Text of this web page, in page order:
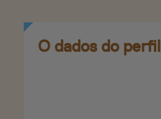
O dados do perfil